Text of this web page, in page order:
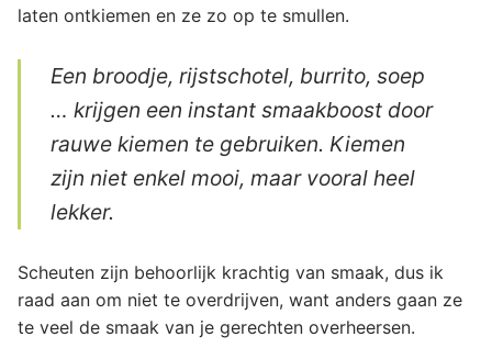
laten ontkiemen en ze zo op te smullen.
Een broodje, rijstschotel, burrito, soep
… krijgen een instant smaakboost door
rauwe kiemen te gebruiken. Kiemen
zijn niet enkel mooi, maar vooral heel
lekker.
Scheuten zijn behoorlijk krachtig van smaak, dus ik
raad aan om niet te overdrijven, want anders gaan ze
te veel de smaak van je gerechten overheersen.